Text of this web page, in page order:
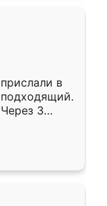
в
3